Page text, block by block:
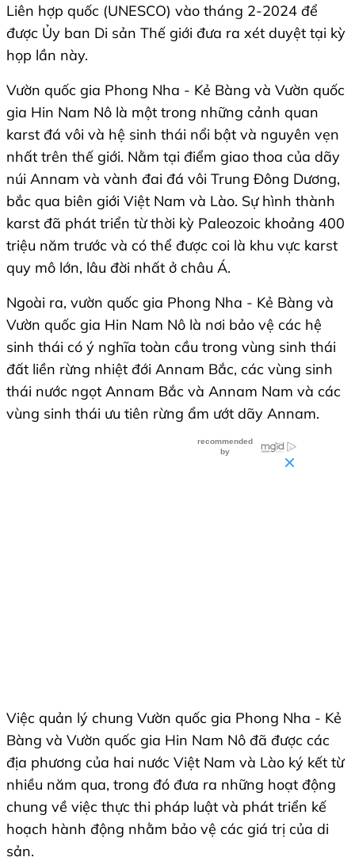
Liên hợp quốc (UNESCO) vào tháng 2-2024 để
được Ủy ban Di sản Thế giới đưa ra xét duyệt tại kỳ
họp lần này.
Vườn quốc gia Phong Nha - Kẻ Bàng và Vườn quốc
gia Hin Nam Nô là một trong những cảnh quan
karst đá vôi và hệ sinh thái nổi bật và nguyên vẹn
nhất trên thế giới. Nằm tại điểm giao thoa của dãy
núi Annam và vành đai đá vôi Trung Đông Dương,
bắc qua biên giới Việt Nam và Lào. Sự hình thành
karst đã phát triển từ thời kỳ Paleozoic khoảng 400
triệu năm trước và có thể được coi là khu vực karst
quy mô lớn, lâu đời nhất ở châu Á.
Ngoài ra, vườn quốc gia Phong Nha - Kẻ Bàng và
Vườn quốc gia Hin Nam Nô là nơi bảo vệ các hệ
sinh thái có ý nghĩa toàn cầu trong vùng sinh thái
đất liền rừng nhiệt đới Annam Bắc, các vùng sinh
thái nước ngọt Annam Bắc và Annam Nam và các
vùng sinh thái ưu tiên rừng ẩm ướt dãy Annam.
Việc quản lý chung Vườn quốc gia Phong Nha - Kẻ
Bàng và Vườn quốc gia Hin Nam Nô đã được các
địa phương của hai nước Việt Nam và Lào ký kết từ
nhiều năm qua, trong đó đưa ra những hoạt động
chung về việc thực thi pháp luật và phát triển kế
hoạch hành động nhằm bảo vệ các giá trị của di
sản.